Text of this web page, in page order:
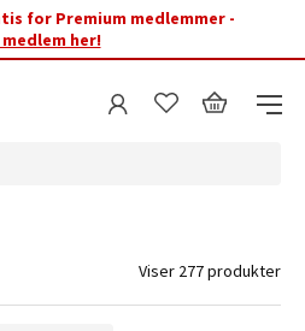
for Premium medlemmer -
her!
Viser 277 produkter